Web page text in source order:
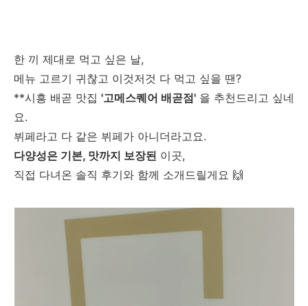
한 끼 제대로 먹고 싶은 날,
메뉴 고르기 귀찮고 이것저것 다 먹고 싶을 땐?
**시흥 배곧 맛집 '고메스퀘어 배곧점' 을 추천드리고 싶네
요.
뷔페라고 다 같은 뷔페가 아니더라고요.
다양성은 기본, 맛까지 보장된 이곳,
직접 다녀온 솔직 후기와 함께 소개드릴게요 🙌